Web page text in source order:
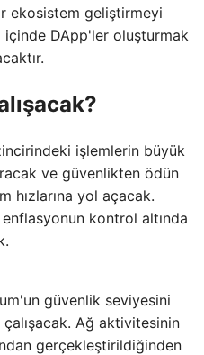
ekosistem geliştirmeyi
içinde DApp'ler oluşturmak
işlemlerin büyük
ve güvenlikten ödün
hızlarına yol açacak.
kontrol altında
güvenlik seviyesini
Ağ aktivitesinin
gerçekleştirildiğinden